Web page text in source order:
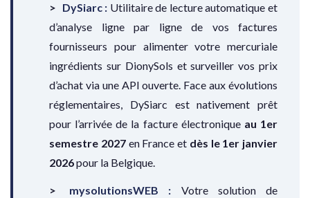
DySiarc : Utilitaire de lecture automatique et
d’analyse ligne par ligne de vos factures
fournisseurs pour alimenter votre mercuriale
ingrédients sur DionySols et surveiller vos prix
d’achat via une API ouverte. Face aux évolutions
réglementaires, DySiarc est nativement prêt
pour l’arrivée de la facture électronique au 1er
semestre 2027en France et dès le 1er janvier
2026pour la Belgique.
mysolutionsWEB : Votre solution de